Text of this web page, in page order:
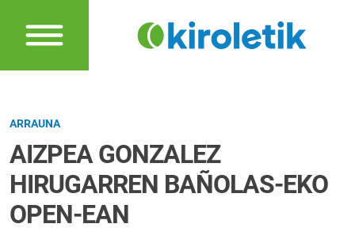
ARRAUNA
AIZPEA GONZALEZ
HIRUGARREN BAÑOLAS-EKO
OPEN-EAN